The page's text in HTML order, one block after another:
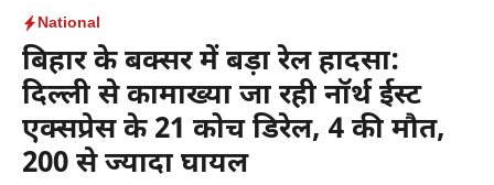
National
बिहार के बक्सर में बड़ा रेल हादसा:
दिल्ली से कामाख्या जा रही नॉर्थ ईस्ट
एक्सप्रेस के 21 कोच डिरेल, 4 की मौत,
200 से ज्यादा घायल